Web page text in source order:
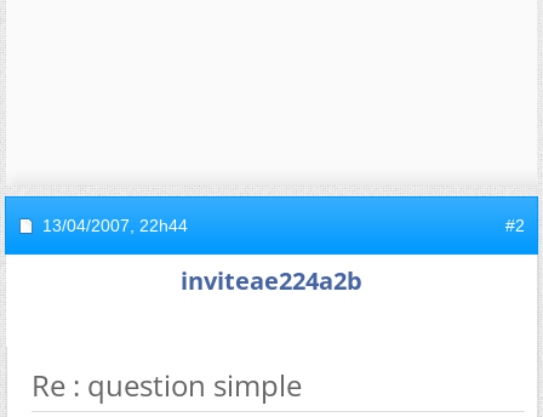
13/04/2007, 22h44 #2
inviteae224a2b
Re : question simple